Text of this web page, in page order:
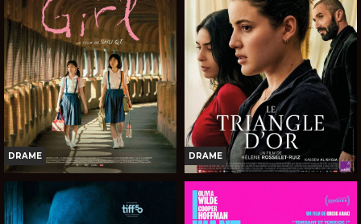
DRAME
GIRL
Horaires et Infos
DRAME
Horaires et Infos